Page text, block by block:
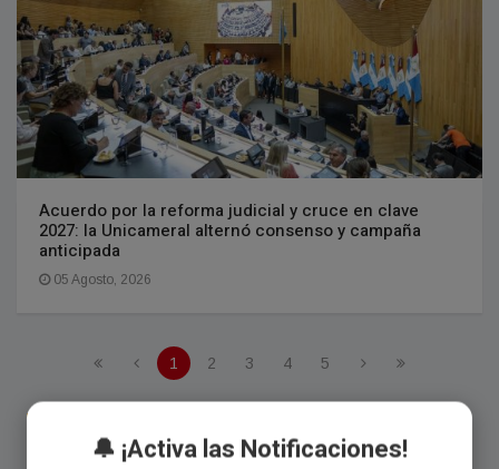
Acuerdo por la reforma judicial y cruce en clave
2027: la Unicameral alternó consenso y campaña
anticipada
05 Agosto, 2026
1 2 3 4 5
🔔 ¡Activa las Notificaciones!